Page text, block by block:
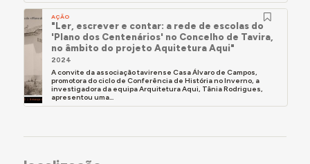
AÇÃO
"Ler, escrever e contar: a rede de escolas do
'Plano dos Centenários' no Concelho de Tavira,
no âmbito do projeto Aquitetura Aqui"
2024
A convite da associação tavirense Casa Álvaro de Campos,
promotora do ciclo de Conferência de História no Inverno, a
investigadora da equipa Arquitetura Aqui, Tânia Rodrigues,
apresentou uma...